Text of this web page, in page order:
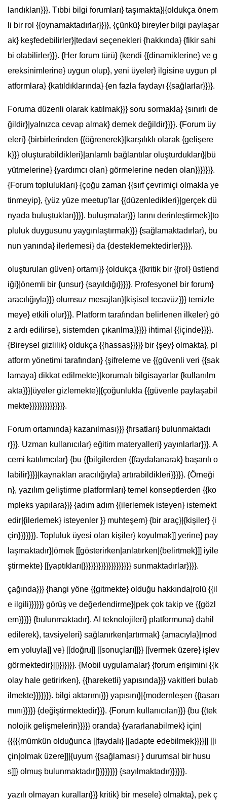
landıkları}}}. Tıbbi bilgi forumları} taşımakta}|{oldukça önem
li bir rol {{oynamaktadırlar}}}}, {çünkü} bireyler bilgi paylaşar
ak} keşfedebilirler}|tedavi seçenekleri {hakkında} {fikir sahi
bi olabilirler}}}. {Her forum türü} {kendi {{dinamiklerine} ve g
ereksinimlerine} uygun olup}, yeni üyeler} ilgisine uygun pl
atformlara} {katıldıklarında} {en fazla faydayı {{sağlarlar}}}}.
Foruma düzenli olarak katılmak}}} soru sormakla} {sınırlı de
ğildir}|yalnızca cevap almak} demek değildir}}}}. {Forum üy
eleri} {birbirlerinden {{öğrenerek}|karşılıklı olarak {gelişere
k}}} oluşturabildikleri}|anlamlı bağlantılar oluşturdukları}|bü
yütmelerine} {yardımcı olan} görmelerine neden olan}}}}}}}.
{Forum toplulukları} {çoğu zaman {{sırf çevrimiçi olmakla ye
tinmeyip}, {yüz yüze meetup’lar {{düzenledikleri}|gerçek dü
nyada buluştukları}}}}. buluşmalar}}} larını derinleştirmek}|to
pluluk duygusunu yaygınlaştırmak}}} {sağlamaktadırlar}, bu
nun yanında} ilerlemesi} da {desteklemektedirler}}}}.
oluşturulan güven} ortamı}} {oldukça {{kritik bir {{rol} üstlend
iği}|önemli bir {unsur} {sayıldığı}}}}}. Profesyonel bir forum}
aracılığıyla}}} olumsuz mesajları}|kişisel tecavüz}}} temizle
meye} etkili olur}}}. Platform tarafından belirlenen ilkeler} gö
z ardı edilirse}, sistemden çıkarılma}}}}} ihtimal {{içinde}}}}.
{Bireysel gizlilik} oldukça {{hassas}}}}} bir {şey} olmakta}, pl
atform yönetimi tarafından} {şifreleme ve {{güvenli veri {{sak
lamaya} dikkat edilmekte}|korumalı bilgisayarlar {kullanılm
akta}}}|üyeler gizlemekte}|{çoğunlukla {{güvenle paylaşabil
mekte}}}}}}}}}}}}}}.
Forum ortamında} kazanılması}}} {fırsatları} bulunmaktadı
r}}}. Uzman kullanıcılar} eğitim materyalleri} yayınlarlar}}}, A
cemi katılımcılar} {bu {{bilgilerden {{faydalanarak} başarılı o
labilir}}}}|kaynakları aracılığıyla} artırabildikleri}}}}}. {Örneği
n}, yazılım geliştirme platformları} temel konseptlerden {{ko
mpleks yapılara}}} {adım adım {{ilerlemek isteyen} istemekt
edir|{ilerlemek} isteyenler }} muhteşem} {bir araç}|{kişiler} {i
çin}}}}}}}. Topluluk üyesi olan kişiler} koyulmak]] yerine} pay
laşmaktadır}|örnek [[gösterirken|anlatırken|{belirtmek}]] iyile
ştirmekte} [[yaptıkları|}}}}}}}}}}}}}}}}}}} sunmaktadırlar}}}}.
çağında}}} {hangi yöne {{gitmekte} olduğu hakkında|rolü {{il
e ilgili}}}}}} görüş ve değerlendirme}|pek çok takip ve {{gözl
em}}}}} {bulunmaktadır}. AI teknolojileri} platformuna} dahil
edilerek}, tavsiyeleri} sağlanırken|artırmak} {amacıyla}|mod
ern yoluyla]] ve} [[doğru]] [[sonuçları]]}} [[vermek üzere} işlev
görmektedir}]]}}}}}}}. {Mobil uygulamalar} {forum erişimini {{k
olay hale getirirken}, {{hareketli} yapısında}}} vakitleri bulab
ilmekte}}}}}}}. bilgi aktarımı}}} yapısını}|{modernleşen {{tasarı
mını}}}}} {değiştirmektedir}}}. {Forum kullanıcıları}}} {bu {{tek
nolojik gelişmelerin}}}}} oranda} {yararlanabilmek} için|
{{{{{mümkün olduğunca [[faydalı} [[adapte edebilmek}}}}]] [[i
çin|olmak üzere]]|{uyum {{sağlaması} } durumsal bir husu
s]]} olmuş bulunmaktadır|}}}}}}}} {sayılmaktadır}}}}}}.
yazılı olmayan kuralları}}} kritik} bir mesele} olmakta}, pek ç